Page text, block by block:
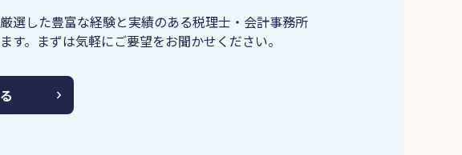
選した豊富な経験と実績のある税理士・会計事務所
す。まずは気軽にご要望をお聞かせください。